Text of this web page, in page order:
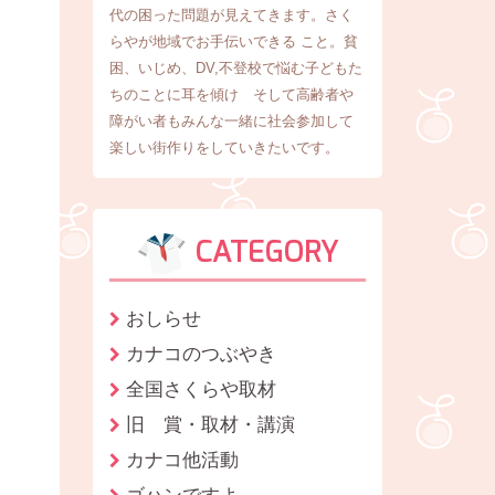
代の困った問題が見えてきます。さく
らやが地域でお手伝いできる こと。貧
困、いじめ、DV,不登校で悩む子どもた
ちのことに耳を傾け そして高齢者や
障がい者もみんな一緒に社会参加して
楽しい街作りをしていきたいです。
CATEGORY
おしらせ
カナコのつぶやき
全国さくらや取材
旧 賞・取材・講演
カナコ他活動